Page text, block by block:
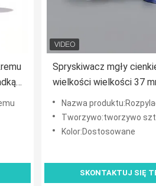
Spryskiwacz mgły
wielkości wielkości 37
zewnętrzna średnica z
do butelki spryskiwacza
Nazwa
Tworzywo:tworzywo
Kolor:Dostosowane
SKONTAKTUJ SIĘ